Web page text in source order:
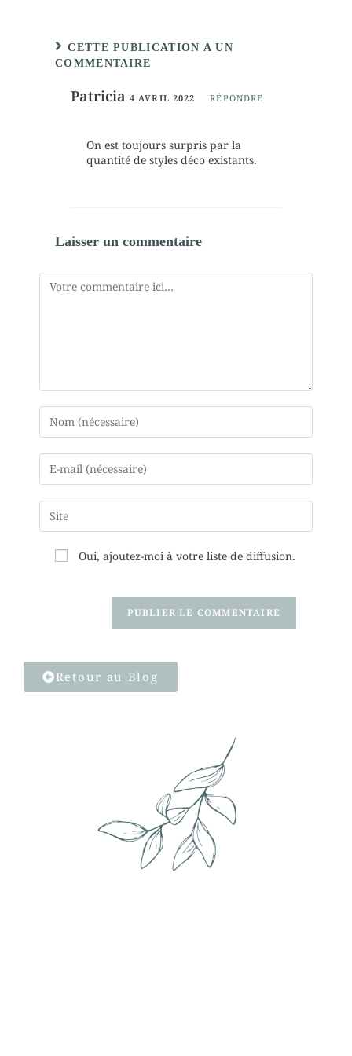
CETTE PUBLICATION A UN
COMMENTAIRE
Patricia 4 AVRIL 2022 RÉPONDRE
On est toujours surpris par la
quantité de styles déco existants.
Laisser un commentaire
Oui, ajoutez-moi à votre liste de diffusion.
Retour au Blog